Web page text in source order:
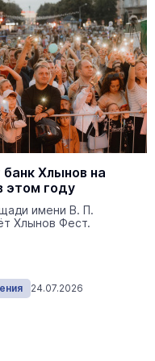
26 августа
банк Хлынов на
этом году
имени В. П.
Хлынов Фест.
24.07.2026
В